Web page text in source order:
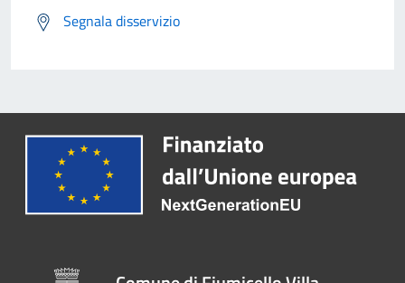
Segnala disservizio